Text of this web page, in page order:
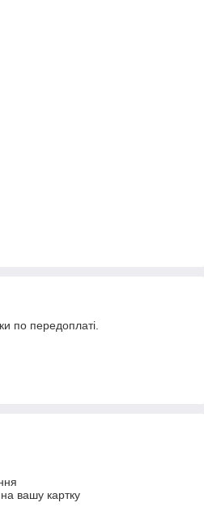
по передоплаті.
вашу картку